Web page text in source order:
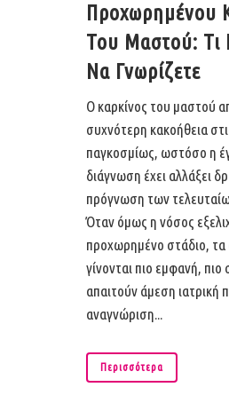
Προχωρημένου
Του Μαστού: Τι
Να Γνωρίζετε
Ο καρκίνος του μαστού
συχνότερη κακοήθεια
παγκοσμίως, ωστόσο η
διάγνωση έχει αλλάξει
πρόγνωση των
Όταν όμως η νόσος
προχωρημένο στάδιο,
γίνονται πιο εμφανή, πιο
απαιτούν άμεση ιατρική
αναγνώριση...
Περισσότερα